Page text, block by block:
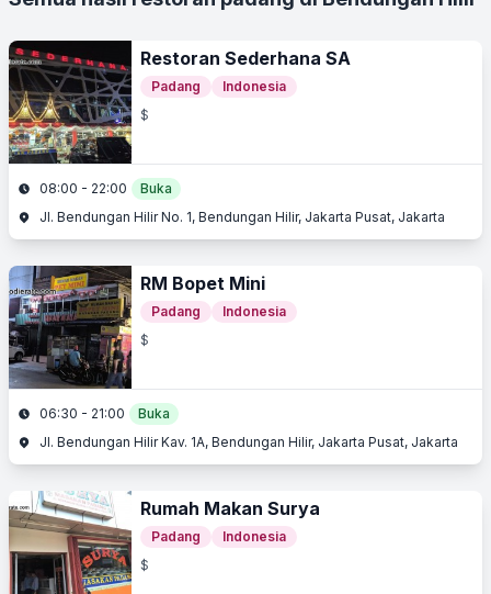
Restoran Sederhana SA
Padang
Indonesia
$
08:00 - 22:00
Buka
Jl. Bendungan Hilir No. 1, Bendungan Hilir, Jakarta Pusat, Jakarta
RM Bopet Mini
Padang
Indonesia
$
06:30 - 21:00
Buka
Jl. Bendungan Hilir Kav. 1A, Bendungan Hilir, Jakarta Pusat, Jakarta
Rumah Makan Surya
Padang
Indonesia
$